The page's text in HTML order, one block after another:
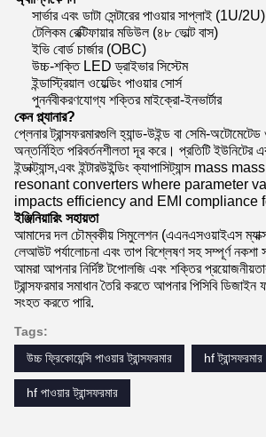
সার্ভার এবং ডাটা সেন্টারের পাওয়ার সাপ্লাই (1U/2U)
টেলিকম রেক্টিফায়ার মডিউল (৪৮ ভোল্ট বাস)
ইভি বোর্ড চার্জার (OBC)
উচ্চ-শক্তি LED ড্রাইভার সিস্টেম
ইন্ডাস্ট্রিয়াল ওয়েল্ডিং পাওয়ার সোর্স
পুনর্নবীকরণযোগ্য শক্তির মাইক্রো-ইনভার্টার
কেন প্ল্যানার?
প্লেনার ট্রান্সফরমারগুলি হ্যান্ড-উইন্ড বা সেমি-
অন্তর্নিহিত পরিবর্তনশীলতা দূর করে। প্রতিটি
ইন্ডাক্ট্যান্স,এবং ইন্টারউইন্ডিং ক্যাপাসিট্যান্স
resonant converters where parameter
impacts efficiency and EMI compliance
ইঞ্জিনিয়ারিং সহায়তা
আমাদের দল চৌম্বকীয় সিমুলেশন (এএনএসওয়াইএস
লেআউট পর্যালোচনা এবং তাপ বিশ্লেষণ সহ সম্পূর্ণ নকশা
আমরা আপনার নির্দিষ্ট টপোলজি এবং শক্তির
ট্রান্সফরমার সমাধান তৈরি করতে আপনার পিসিবি ডিজাইন
সংহত করতে পারি.
Tags:
উচ্চ ফ্রিকোয়েন্সি পাওয়ার ট্রান্সফরমার
hf ট্রান্সফরমার
hf পাওয়ার ট্রান্সফরমার